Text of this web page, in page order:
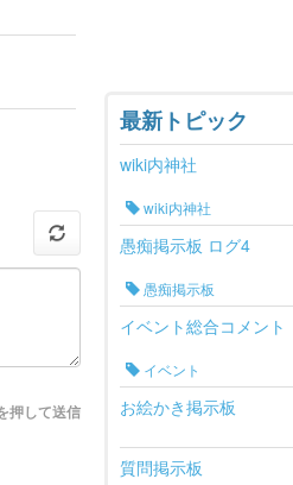
押して送信
最新トピック
wiki内神社
wiki内神社
愚痴掲示板 ログ4
愚痴掲示板
イベント総合コメント
イベント
お絵かき掲示板
質問掲示板